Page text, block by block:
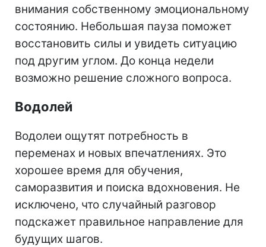
внимания собственному эмоциональному
состоянию. Небольшая пауза поможет
восстановить силы и увидеть ситуацию
под другим углом. До конца недели
возможно решение сложного вопроса.
Водолей
Водолеи ощутят потребность в
переменах и новых впечатлениях. Это
хорошее время для обучения,
саморазвития и поиска вдохновения. Не
исключено, что случайный разговор
подскажет правильное направление для
будущих шагов.